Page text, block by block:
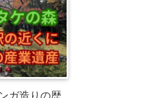
ガ造りの歴